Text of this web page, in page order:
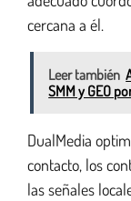
cercana a él.
Leer también
SMM y GEO
DualMedia
contacto, los
las señales